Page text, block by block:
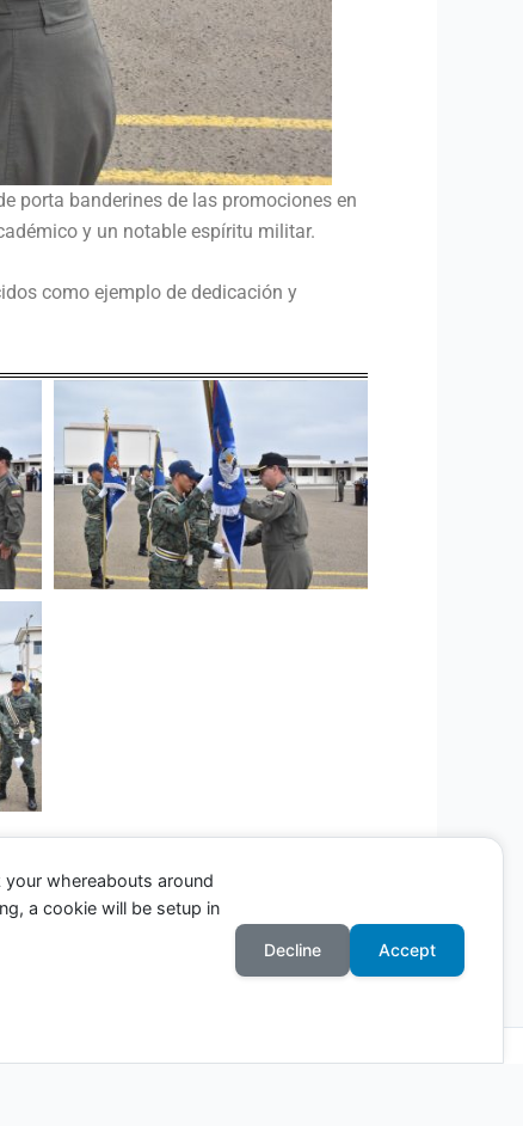
porta banderines de las promociones en
y un notable espíritu militar.
como ejemplo de dedicación y
Entrada siguiente
para WordPress
whereabouts around
a cookie will be setup in
Decline Accept